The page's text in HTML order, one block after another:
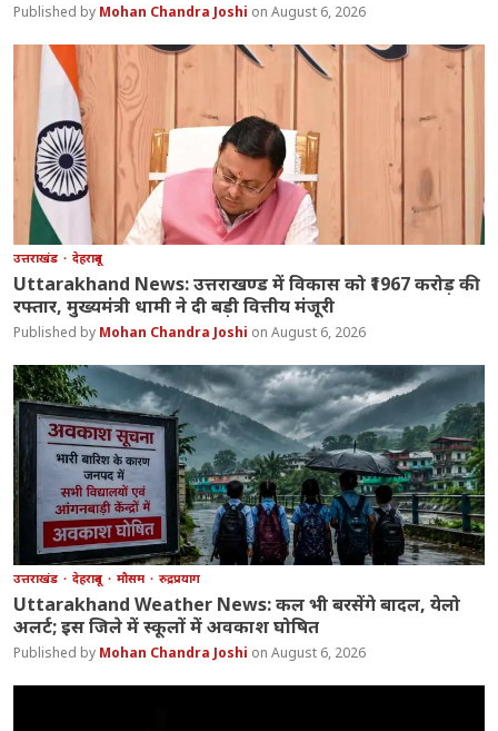
Mohan Chandra Joshi August 6, 2026
उत्तराखंड देहरादून
Uttarakhand News: उत्तराखण्ड में विकास को ₹1967 करोड़ की
रफ्तार, मुख्यमंत्री धामी ने दी बड़ी वित्तीय मंजूरी
Mohan Chandra Joshi August 6, 2026
उत्तराखंड देहरादून मौसम रुद्रप्रयाग
Uttarakhand Weather News: कल भी बरसेंगे बादल, येलो
अलर्ट; इस जिले में स्कूलों में अवकाश घोषित
Mohan Chandra Joshi August 6, 2026